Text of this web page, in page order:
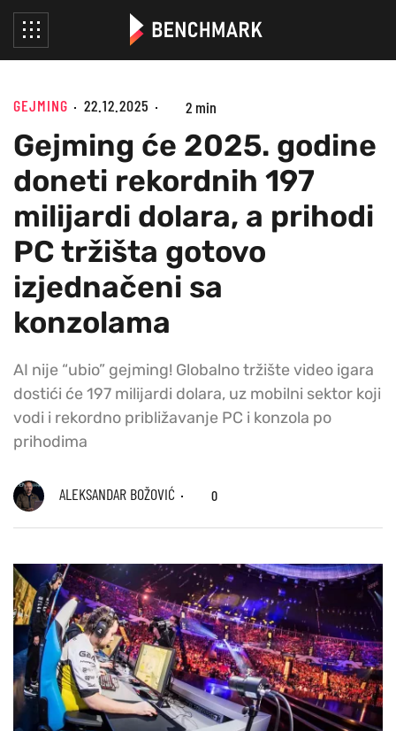
GEJMING 22.12.2025 2 min
Gejming će 2025. godine
doneti rekordnih 197
milijardi dolara, a prihodi
PC tržišta gotovo
izjednačeni sa
konzolama
AI nije “ubio” gejming! Globalno tržište video igara
dostići će 197 milijardi dolara, uz mobilni sektor koji
vodi i rekordno približavanje PC i konzola po
prihodima
ALEKSANDAR BOŽOVIĆ 0